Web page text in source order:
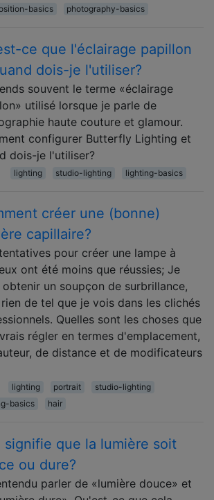
basics
photography-basics
ce que l'éclairage papillon
dois-je l'utiliser?
souvent le terme «éclairage
utilisé lorsque je parle de
haute couture et glamour.
configurer Butterfly Lighting et
dois-je l'utiliser?
lighting studio-lighting lighting-basics
créer une (bonne)
capillaire?
pour créer une lampe à
ont été moins que réussies; Je
obtenir un soupçon de surbrillance,
de tel que je vois dans les clichés
Quelles sont les choses que
régler en termes d'emplacement,
de distance et de modificateurs
lighting portrait
studio-lighting
basics
hair
signifie que la lumière soit
ou dure?
parler de «lumière douce» et